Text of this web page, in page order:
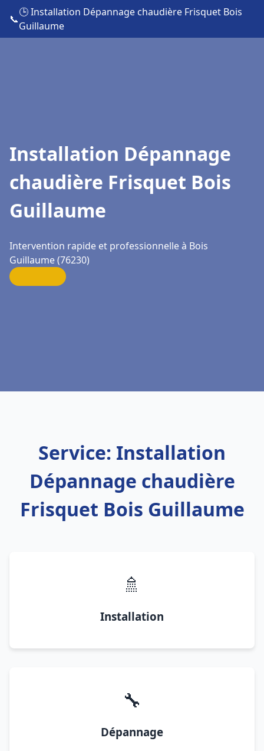
📞
🕒 Installation Dépannage chaudière Frisquet Bois
Guillaume
Installation Dépannage
chaudière Frisquet Bois
Guillaume
Intervention rapide et professionnelle à Bois
Guillaume (76230)
Service: Installation
Dépannage chaudière
Frisquet Bois Guillaume
🚿
Installation
🔧
Dépannage